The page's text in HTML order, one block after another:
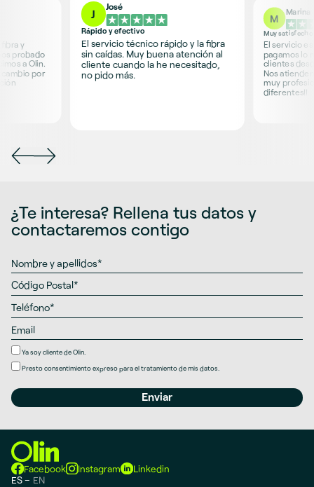
y
probado
a Olin.
por
J
José
Rápido y efectivo
El servicio técnico rápido y la fibra
sin caídas. Muy buena atención al
cliente cuando la he necesitado,
no pido más.
M
Marina
Muy
El servicio
pagamos lo
clientes
Nos
muy
diferentes!!
¿Te interesa? Rellena tus datos y
contactaremos contigo
Ya soy cliente de Olin.
Prestoconsentimiento expresopara el tratamiento de mis datos.
Facebook Instagram
Linkedin
ES
EN